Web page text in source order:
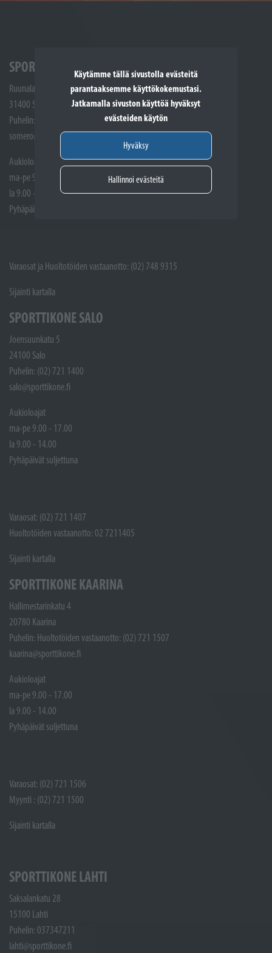
Käytämme tällä sivustolla evästeitä
parantaaksemme käyttökokemustasi.
Jatkamalla sivuston käyttöä hyväksyt
evästeiden käytön
Hyväksy
Hallinnoi evästeitä
SPORTTIKONE SOMERO
Ruunalantie 5
31400 Somero
Puhelin: (02) 748 9300
somero@sporttikone.fi
Aukioloajat
ma-pe 9.00 - 17.00
la 9.00 - 14.00
Pyhäpäivät suljettuna
Varaosat ja Huoltotöiden vastaanotto: (02) 748 9315
Sijainti kartalla
SPORTTIKONE SALO
Joensuunkatu 5
24100 Salo
Puhelin: (02) 721 1400
salo@sporttikone.fi
Aukioloajat
ma-pe 9.00 - 17.00
la 9.00 - 14.00
Pyhäpäivät suljettuna
Varaosat: (02) 721 1407
Huoltotöiden vastaanotto: 02 7211405
Sijainti kartalla
SPORTTIKONE KAARINA
Hallimestarinkatu 4
20780 Kaarina
Puhelin: Huoltotöiden vastaanotto: (02) 721 1507
kaarina@sporttikone.fi
Aukioloajat
ma-pe 9.00 - 17.00
la 9.00 - 14.00
Pyhäpäivät suljettuna
Varaosat: (02) 721 1506
Myynti : (02) 721 1500
Sijainti kartalla
SPORTTIKONE LAHTI
Saksalankatu 28
15100 Lahti
Puhelin: 037347211
lahti@sporttikone.fi